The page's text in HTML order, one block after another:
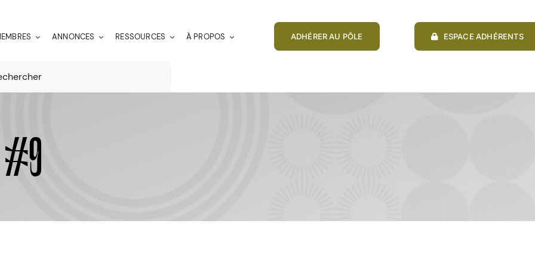
ANNONCES RESSOURCES À PROPOS ADHÉRER AU PÔLE ESPACE ADHÉRENTS
#9